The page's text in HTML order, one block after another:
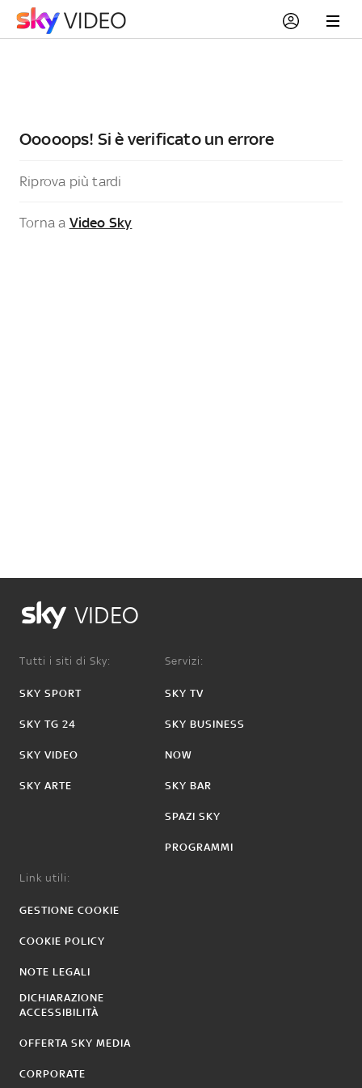
Ooooops! Si è verificato un errore
Riprova più tardi
Torna a Video Sky
VIDEO
Tutti i siti di Sky:
SKY SPORT
SKY TG 24
SKY VIDEO
SKY ARTE
Servizi:
SKY TV
SKY BUSINESS
NOW
SKY BAR
SPAZI SKY
PROGRAMMI
Link utili:
GESTIONE COOKIE
COOKIE POLICY
NOTE LEGALI
DICHIARAZIONE
ACCESSIBILITÀ
OFFERTA SKY MEDIA
CORPORATE